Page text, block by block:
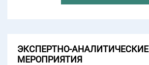
ЭКСПЕРТНО-АНАЛИТИЧЕСКИЕ
МЕРОПРИЯТИЯ